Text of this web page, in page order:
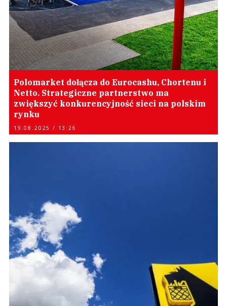
Polomarket dołącza do Eurocashu, Chortenu i
Netto. Strategiczne partnerstwo ma
zwiększyć konkurencyjność sieci na polskim
rynku
19.08.2025 / 13:26